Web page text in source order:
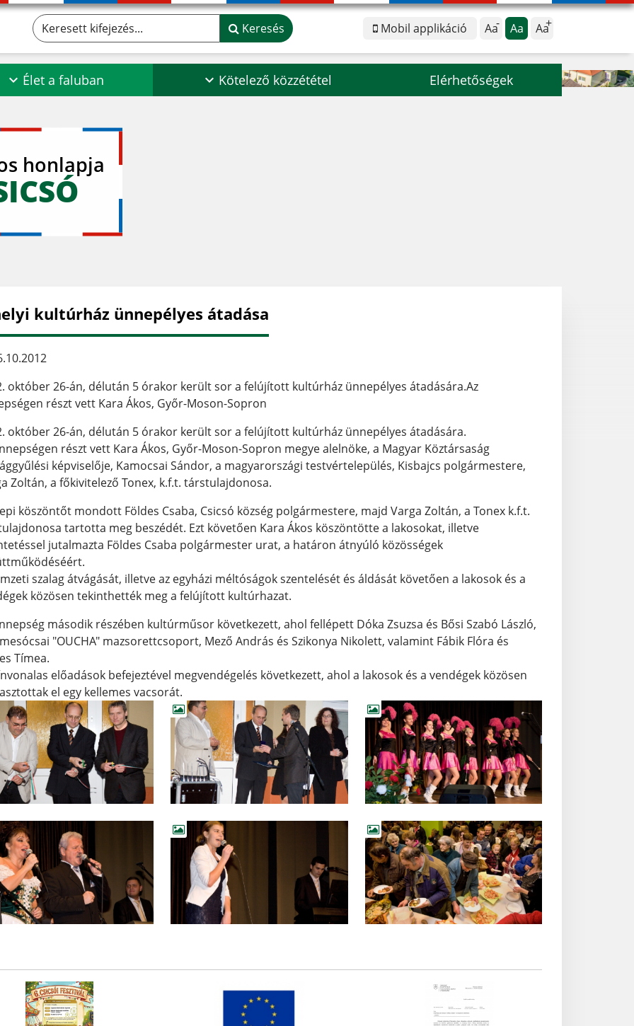
Mobil applikáció Aa Aa Aa
Keresett kifejezés... Keresés
Élet a faluban Kötelező közzététel Elérhetőségek
honlapja
kultúrház ünnepélyes átadása
október 26-án, délután 5 órakor került sor a felújított kultúrház ünnepélyes átadására.Az
részt vett Kara Ákos, Győr-Moson-Sopron
október 26-án, délután 5 órakor került sor a felújított kultúrház ünnepélyes átadására.
részt vett Kara Ákos, Győr-Moson-Sopron megye alelnöke, a Magyar Köztársaság
képviselője, Kamocsai Sándor, a magyarországi testvértelepülés, Kisbajcs polgármestere,
Zoltán, a főkivitelező Tonex, k.f.t. társtulajdonosa.
köszöntőt mondott Földes Csaba, Csicsó község polgármestere, majd Varga Zoltán, a Tonex k.f.t.
tartotta meg beszédét. Ezt követően Kara Ákos köszöntötte a lakosokat, illetve
jutalmazta Földes Csaba polgármester urat, a határon átnyúló közösségek
szalag átvágását, illetve az egyházi méltóságok szentelését és áldását követően a lakosok és a
közösen tekinthették meg a felújított kultúrhazat.
második részében kultúrműsor következett, ahol fellépett Dóka Zsuzsa és Bősi Szabó László,
"OUCHA" mazsorettcsoport, Mező András és Szikonya Nikolett, valamint Fábik Flóra és
Tímea.
előadások befejeztével megvendégelés következett, ahol a lakosok és a vendégek közösen
el egy kellemes vacsorát.